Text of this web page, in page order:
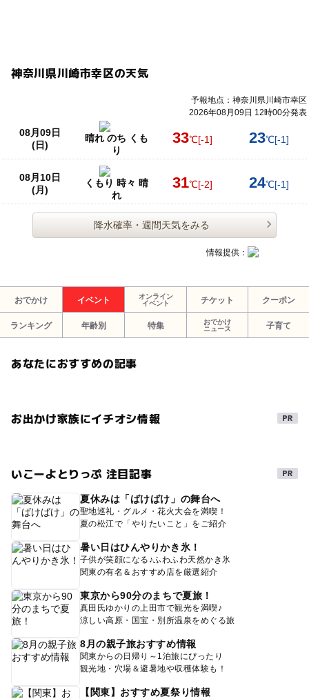
神奈川県川崎市幸区の天気
予報地点：神奈川県川崎市幸区
2026年08月09日 12時00分発表
08月09日
(日)
晴れ のち くも
り
33℃[-1] 23℃[-1]
08月10日
(月)
くもり 時々 晴
れ
31℃[-2] 24℃[-1]
降水確率・週間天気をみる
情報提供：
おでかけ イベント
オンライン
イベント
チケット クーポン
ランキング 年齢別 特集
おでかけ
ニュース
子育て
あなたにおすすめの記事
お出かけ家族にイチオシ情報
いこーよとりっぷ 注目記事
夏休みは「ばけばけ」の舞台へ
聖地巡礼・グルメ・花火大会を満喫！
夏の松江で「やりたいこと」をご紹介
暑い日はひんやりかき氷！
子供が笑顔になる♪ふわふわ天然かき氷
関東の有名＆おすすめ店を厳選紹介
東京から90分のまちで夏旅！
真田氏ゆかりの上田市で観光を満喫♪
涼しい高原・国宝・別所温泉をめぐる旅
8月の親子旅おすすめ情報
関東からの日帰り～1泊旅にぴったり
観光地・穴場＆避暑地や収穫体験も！
【関東】おすすめ夏祭り情報